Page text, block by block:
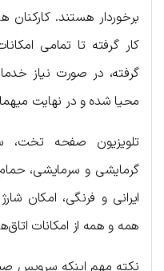
برخوردار هستند.
کار گرفته تا تمامی
گرفته، در صورت نیاز
محیا شده و در نهایت
تلویزیون صفحه تخت،
گرمایشی و سرمایشی،
ایرانی و فرنگی، امکان
همه و همه از امکانات
نکته مهم اینکه سرویس